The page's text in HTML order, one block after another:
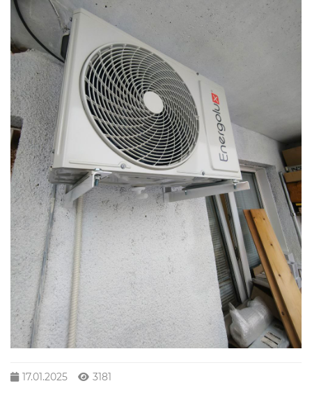
17.01.2025 3181